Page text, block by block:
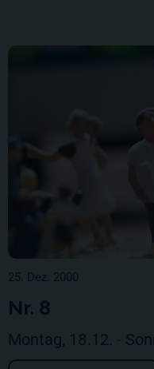
25. Dez. 2000
Nr. 8
Montag, 18.12. -